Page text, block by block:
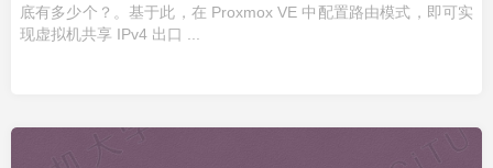
底有多少个？。基于此，在 Proxmox VE 中配置路由模式，即可实
现虚拟机共享 IPv4 出口 ...